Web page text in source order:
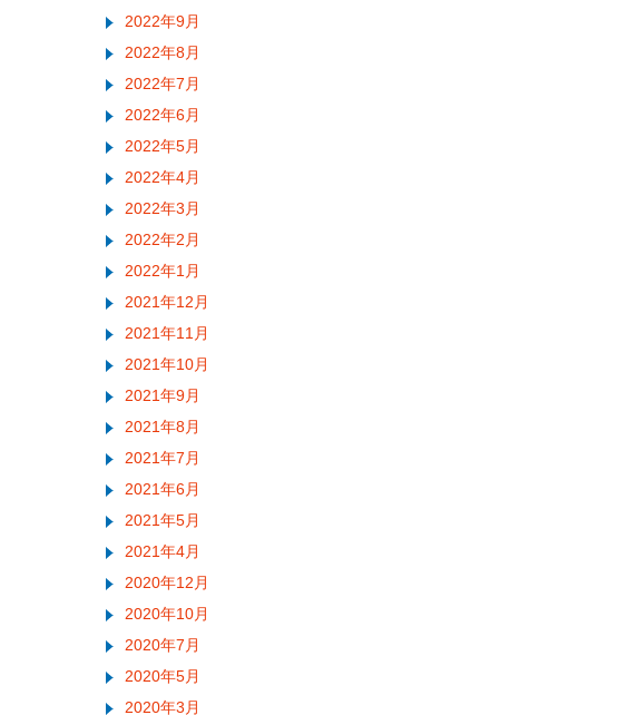
2022年9月
2022年8月
2022年7月
2022年6月
2022年5月
2022年4月
2022年3月
2022年2月
2022年1月
2021年12月
2021年11月
2021年10月
2021年9月
2021年8月
2021年7月
2021年6月
2021年5月
2021年4月
2020年12月
2020年10月
2020年7月
2020年5月
2020年3月